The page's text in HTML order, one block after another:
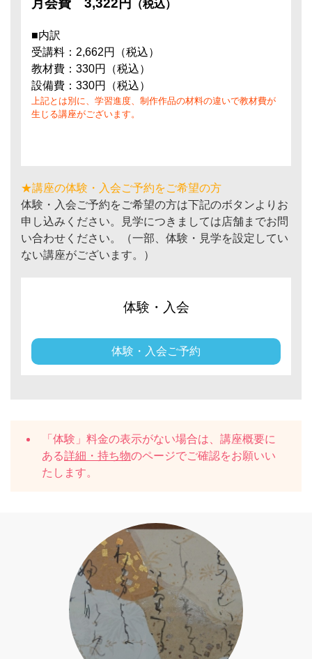
月会費 3,322円 （税込）
■内訳
受講料：2,662円（税込）
教材費：330円（税込）
設備費：330円（税込）
上記とは別に、学習進度、制作作品の材料の違いで教材費が
生じる講座がございます。
★講座の体験・入会ご予約をご希望の方
体験・入会ご予約をご希望の方は下記のボタンよりお
申し込みください。見学につきましては店舗までお問
い合わせください。（一部、体験・見学を設定してい
ない講座がございます。）
体験・入会
体験・入会ご予約
「体験」料金の表示がない場合は、講座概要に
ある詳細・持ち物のページでご確認をお願いい
たします。